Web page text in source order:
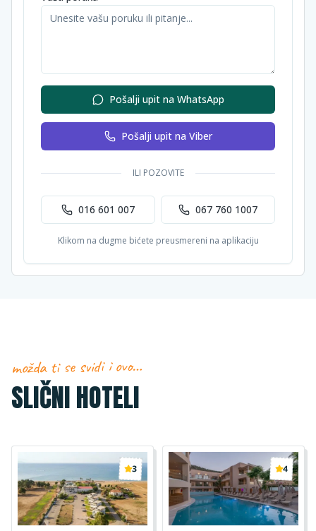
Pošalji upit na WhatsApp
Pošalji upit na Viber
ILI POZOVITE
016 601 007 067 760 1007
Klikom na dugme bićete preusmereni na aplikaciju
možda ti se svidi i ovo…
SLIČNI HOTELI
3 4